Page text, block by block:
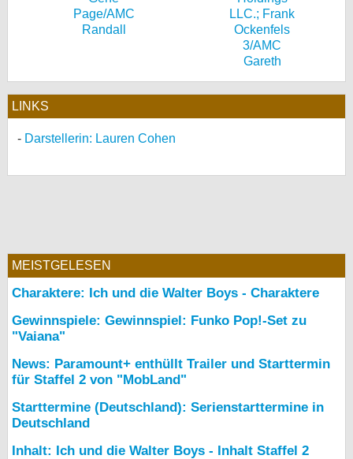
Randall
Gareth
LINKS
Darstellerin: Lauren Cohen
MEISTGELESEN
Charaktere: Ich und die Walter Boys - Charaktere
Gewinnspiele: Gewinnspiel: Funko Pop!-Set zu
"Vaiana"
News: Paramount+ enthüllt Trailer und Starttermin
für Staffel 2 von "MobLand"
Starttermine (Deutschland): Serienstarttermine in
Deutschland
Inhalt: Ich und die Walter Boys - Inhalt Staffel 2